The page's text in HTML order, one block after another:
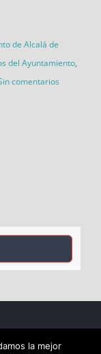
de Alcalá de
del Ayuntamiento,
comentarios
ALCALÁ |
la mejor